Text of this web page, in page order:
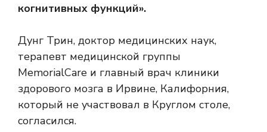
когнитивных функций».
Дунг Трин, доктор медицинских наук,
терапевт медицинской группы
MemorialCare и главный врач клиники
здорового мозга в Ирвине, Калифорния,
который не участвовал в Круглом столе,
согласился.